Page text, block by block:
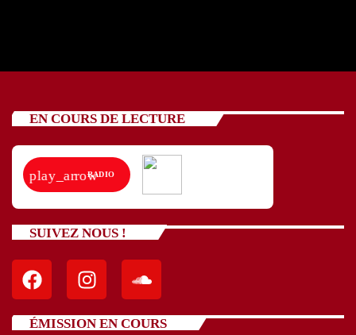
EN COURS DE LECTURE
play_arrowRADIO
SUIVEZ NOUS !
ÉMISSION EN COURS